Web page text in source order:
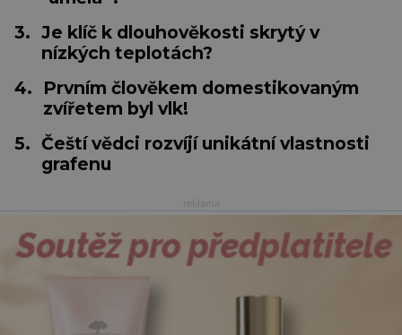
3. Je klíč k dlouhověkosti skrytý v
nízkých teplotách?
4.
Prvním člověkem domestikovaným
zvířetem byl vlk!
5. Čeští vědci rozvíjí unikátní vlastnosti
grafenu